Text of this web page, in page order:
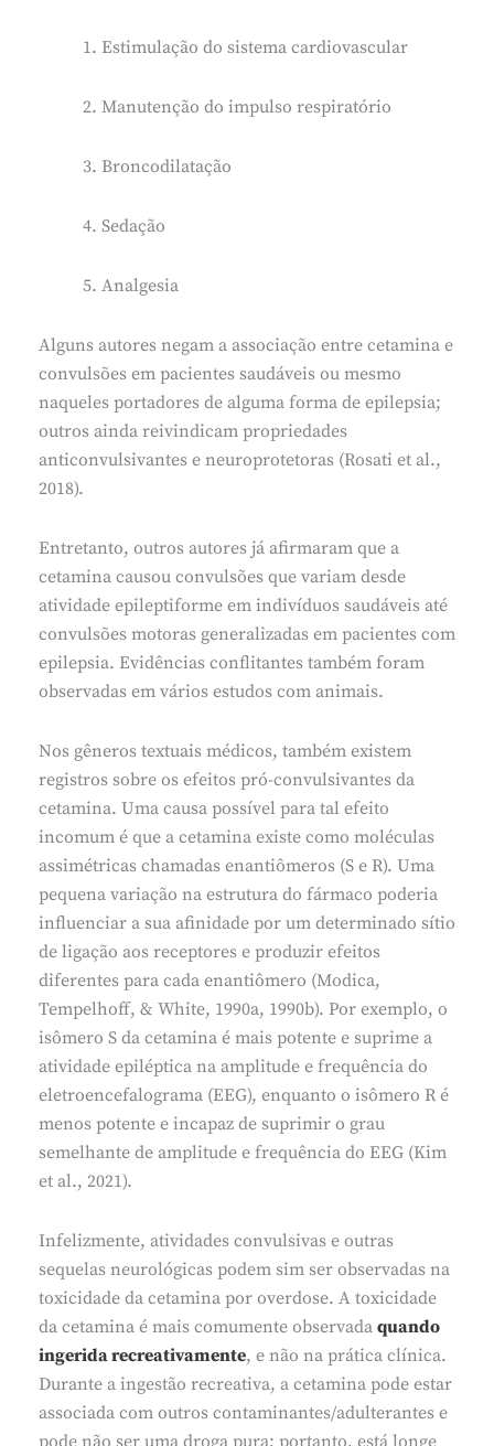
1. Estimulação do sistema cardiovascular
2. Manutenção do impulso respiratório
3. Broncodilatação
4. Sedação
5. Analgesia
Alguns autores negam a associação entre cetamina e
convulsões em pacientes saudáveis ou mesmo
naqueles portadores de alguma forma de epilepsia;
outros ainda reivindicam propriedades
anticonvulsivantes e neuroprotetoras (Rosati et al.,
2018).
Entretanto, outros autores já afirmaram que a
cetamina causou convulsões que variam desde
atividade epileptiforme em indivíduos saudáveis até
convulsões motoras generalizadas em pacientes com
epilepsia. Evidências conflitantes também foram
observadas em vários estudos com animais.
Nos gêneros textuais médicos, também existem
registros sobre os efeitos pró-convulsivantes da
cetamina. Uma causa possível para tal efeito
incomum é que a cetamina existe como moléculas
assimétricas chamadas enantiômeros (S e R). Uma
pequena variação na estrutura do fármaco poderia
influenciar a sua afinidade por um determinado sítio
de ligação aos receptores e produzir efeitos
diferentes para cada enantiômero (Modica,
Tempelhoff, & White, 1990a, 1990b). Por exemplo, o
isômero S da cetamina é mais potente e suprime a
atividade epiléptica na amplitude e frequência do
eletroencefalograma (EEG), enquanto o isômero R é
menos potente e incapaz de suprimir o grau
semelhante de amplitude e frequência do EEG (Kim
et al., 2021).
Infelizmente, atividades convulsivas e outras
sequelas neurológicas podem sim ser observadas na
toxicidade da cetamina por overdose. A toxicidade
da cetamina é mais comumente observada quando
ingerida recreativamente, e não na prática clínica.
Durante a ingestão recreativa, a cetamina pode estar
associada com outros contaminantes/adulterantes e
pode não ser uma droga pura; portanto, está longe